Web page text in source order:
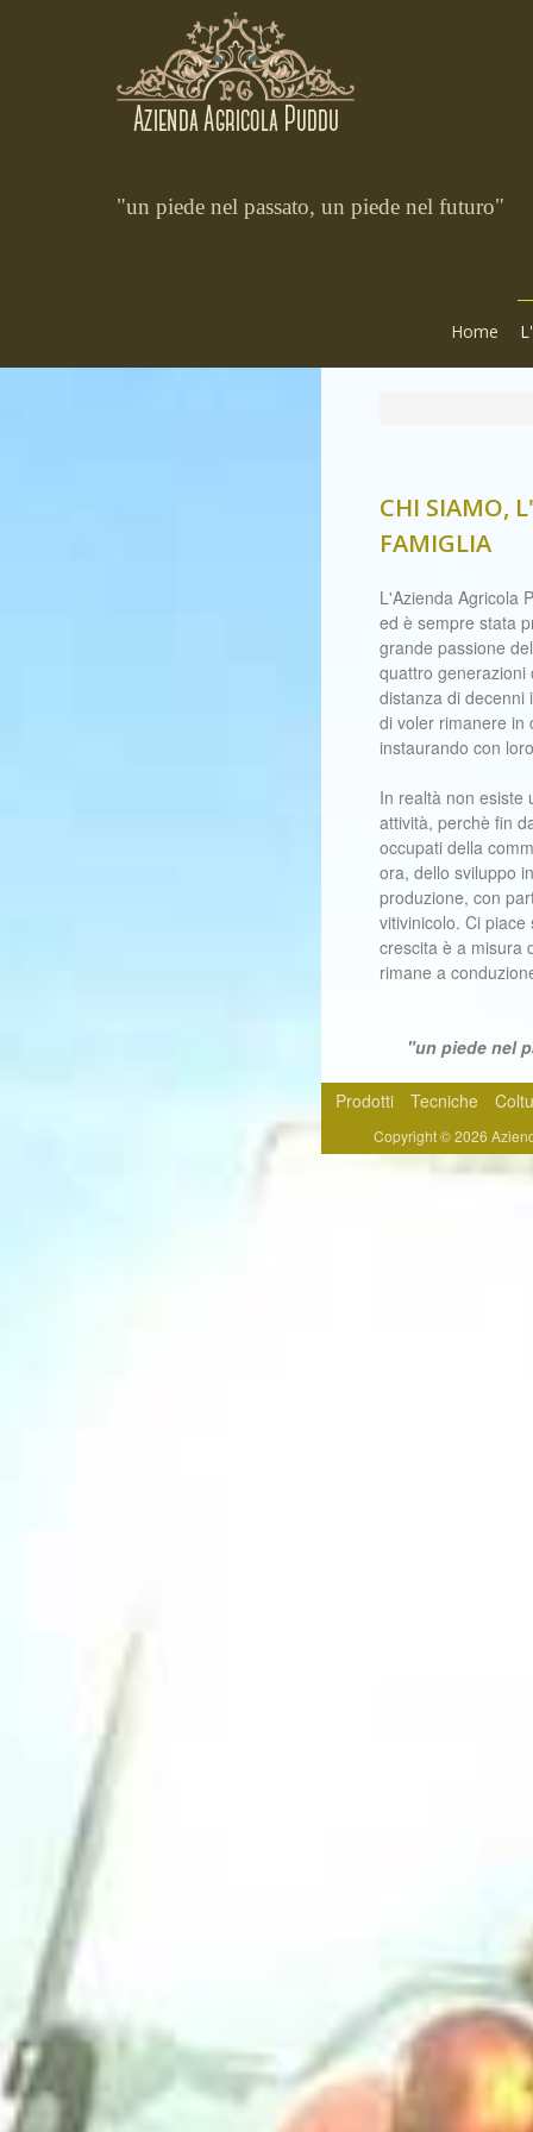
"un piede nel passato, un piede nel futuro"
Home
CHI SIAMO,
FAMIGLIA
L'Azienda Agricola
ed è sempre stata
grande passione
quattro
distanza di decenni
di voler rimanere in
instaurando con
In realtà non esiste
attività, perchè fin
occupati della
ora, dello sviluppo
produzione, con
vitivinicolo. Ci
crescita è a misura
rimane a
"un piede nel
Prodotti Tecniche
Copyright © 2026